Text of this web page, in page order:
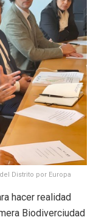
Distrito por Europa
hacer realidad
Biodiverciudad